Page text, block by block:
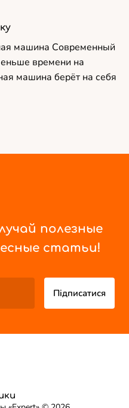
машина Современный
времени на
машина берёт на себя
полезные
статьи!
Підписатися